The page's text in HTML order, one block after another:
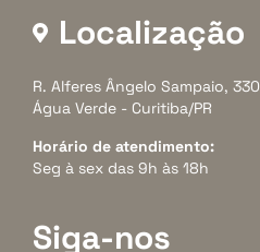
Localização
R. Alferes Ângelo Sampaio, 330
Água Verde - Curitiba/PR
Horário de atendimento:
Seg à sex das 9h às 18h
Siga-nos